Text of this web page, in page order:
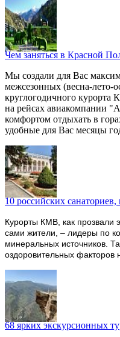
Чем заняться в Красной
Мы создали для Вас
межсезонных (весна-лето-
круглогодичного курорта
на рейсах авиакомпании
комфортом отдыхать в
удобные для Вас месяцы
10 российских
Курорты КМВ, как прозвали
сами жители, – лидеры по
минеральных источников.
оздоровительных факторов
68 ярких экскурсионных